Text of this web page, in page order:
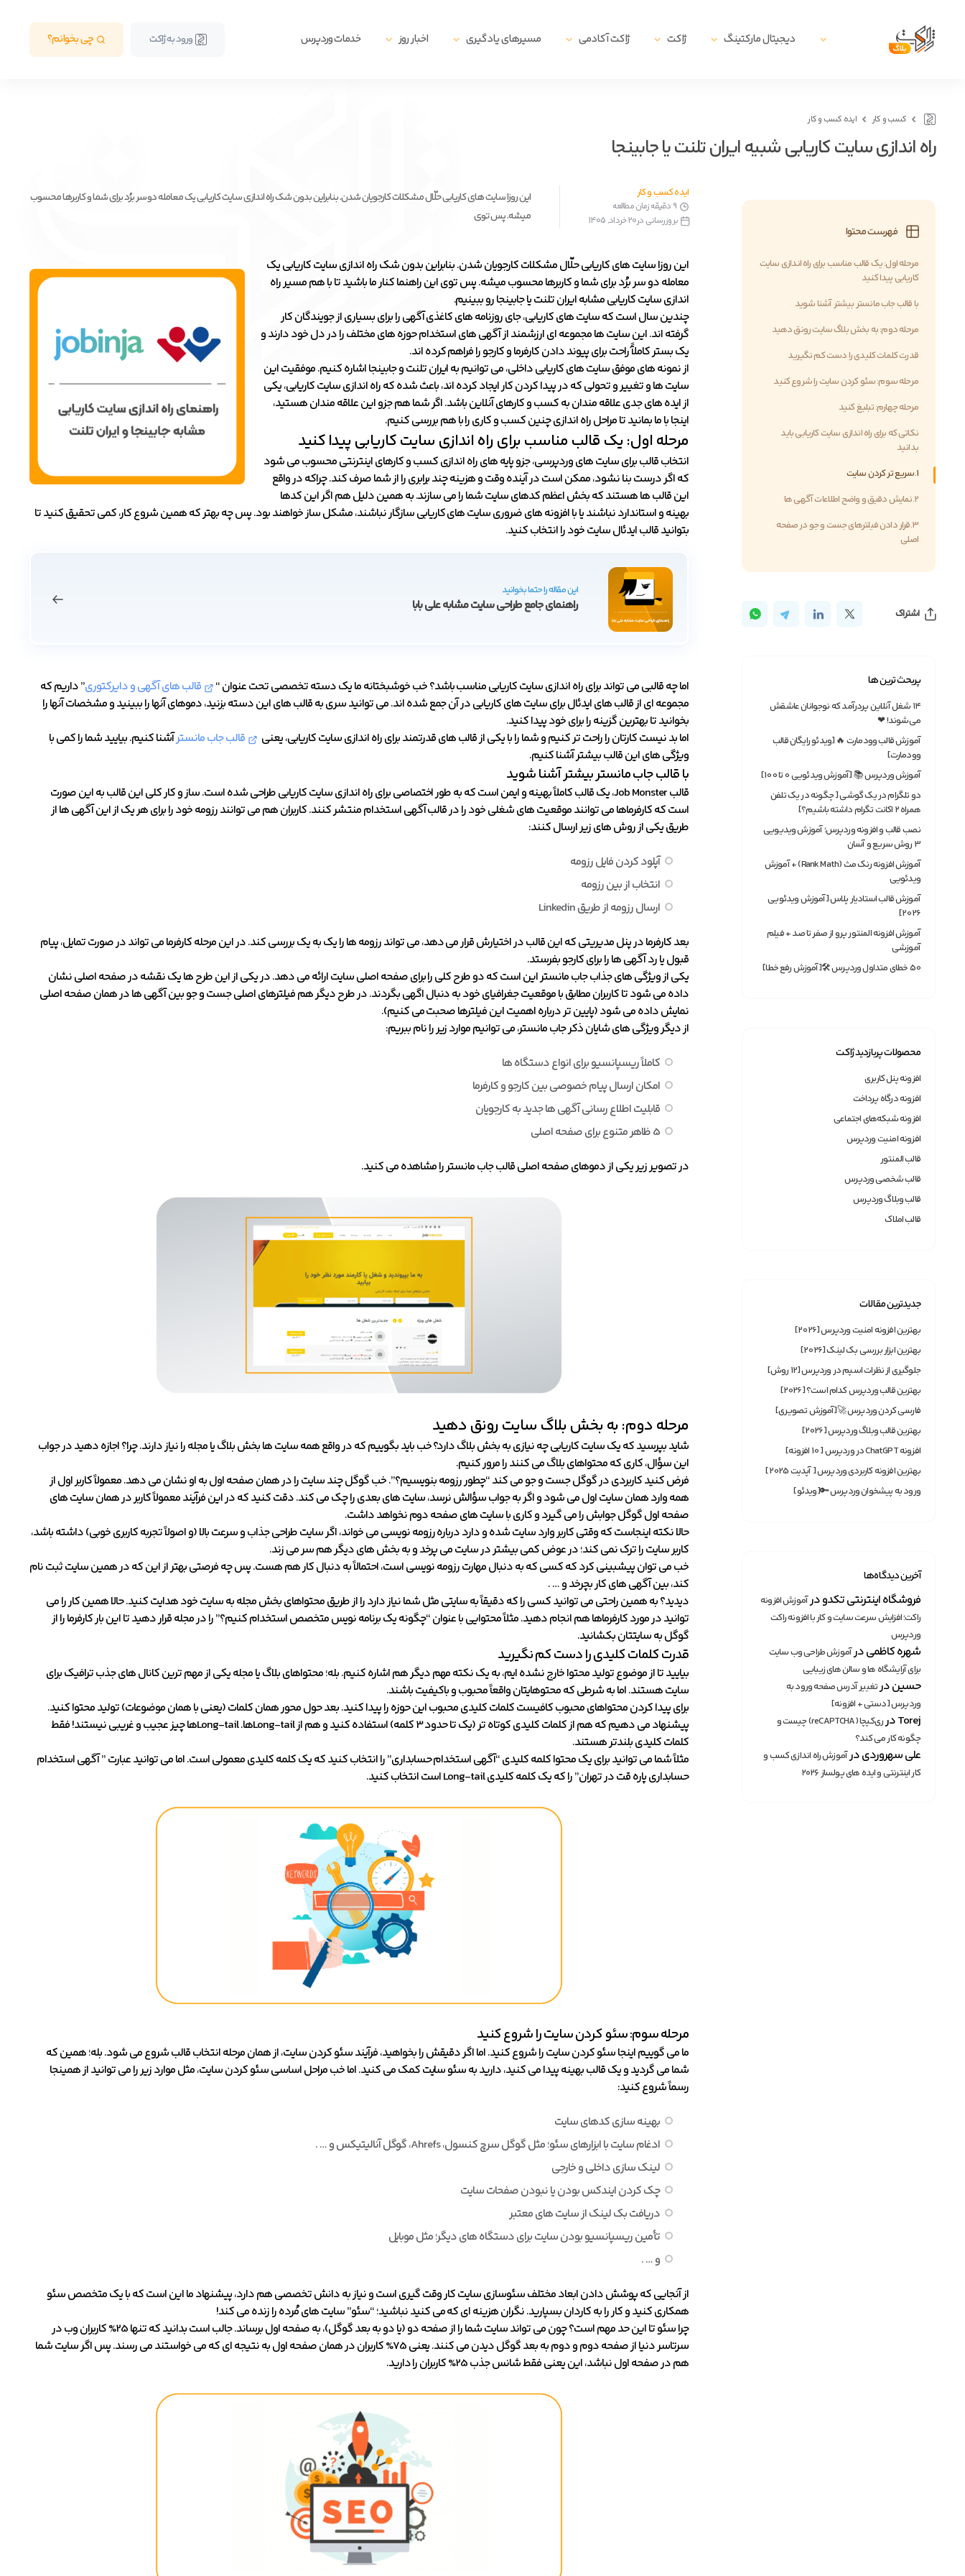
دیجیتال مارکتینگ ژاکت ژاکت آکادمی مسیرهای یادگیری اخبار روز خدمات وردپرس ورود به ژاکت چی بخوانم؟
کسب و کار ایده کسب و کار
راه اندازی سایت کاریابی شبیه ایران تلنت یا جابینجا
فهرست محتوا
مرحله اول: یک قالب مناسب برای راه اندازی سایت
کاریابی پیدا کنید
با قالب جاب مانستر بیشتر آشنا شوید
مرحله دوم: به بخش بلاگ سایت رونق دهید
قدرت کلمات کلیدی را دست کم نگیرید
مرحله سوم: سئو کردن سایت را شروع کنید
مرحله چهارم: تبلیغ کنید
نکاتی که برای راه اندازی سایت کاریابی باید
بدانید
1.سریع تر کردن سایت
2.نمایش دقیق و واضح اطلاعات آگهی ها
3.قرار دادن فیلترهای جست و جو در صفحه
اصلی
اشتراک
پربحث ترین ها
۱۴ شغل آنلاین پردرآمد که نوجوانان عاشقش
می‌شوند! ❤
آموزش قالب وودمارت 🔥 [ویدئو رایگان قالب
وودمارت]
آموزش وردپرس 📚 [آموزش ویدئویی 0 تا 100]
دو تلگرام در یک گوشی [ چگونه در یک تلفن
همراه ۲ اکانت تگرام داشته باشیم؟]
نصب قالب و افزونه وردپرس؛ آموزش ویدیویی
3 روش سریع و آسان
آموزش افزونه رنک مث (Rank Math) + آموزش
ویدئویی
آموزش قالب استادیار پلاس [آموزش ویدئویی
2026]
آموزش افزونه المنتور پرو از صفر تا صد + فیلم
آموزشی
50 خطای متداول وردپرس 🛠[آموزش رفع خطا]
محصولات پربازدید ژاکت
افزونه پنل کاربری
افزونه درگاه پرداخت
افزونه شبکه‌های اجتماعی
افزونه امنیت وردپرس
قالب المنتور
قالب شخصی وردپرس
قالب وبلاگ وردپرس
قالب املاک
جدیدترین مقالات
بهترین افزونه امنیت وردپرس [2026]
بهترین ابزار بررسی بک لینک [2026]
جلوگیری از نظرات اسپم در وردپرس [12 روش]
بهترین قالب وردپرس کدام است؟ [2026]
فارسی کردن وردپرس 🚀[آموزش تصویری]
بهترین قالب وبلاگ وردپرس [2026]
افزونه ChatGPT در وردپرس [ 10 افزونه]
بهترین افزونه‌ کاربردی وردپرس [ آپدیت 2025]
ورود به پیشخوان وردپرس 🔑[ویدئو]
آخرین دیدگاه‌ها
فروشگاه اینترنتی تکدودرآموزش افزونه
راکت؛ افزایش سرعت سایت و کار با افزونه راکت
وردپرس
شهره کاظمیدرآموزش طراحی وب سایت
برای آرایشگاه ها و سالن های زیبایی
حسیندرتغییر آدرس صفحه ورود به
وردپرس [دستی + افزونه]
Torejدر
ری‌کپچا (reCAPTCHA) چیست و
چگونه کار می کند؟
علی سهروردیدرآموزش راه اندازی کسب و
کار اینترنتی و ایده های پولساز ۲۰۲۶
ایده کسب و کار
9 دقیقه زمان مطالعه
بروزرسانی در20 خرداد, 1405
این روزا سایت های کاریابی حلّال مشکلات کارجویان شدن. بنابراین بدون شک راه اندازی سایت کاریابی یک معامله دو سر برُد برای شما و کاربرها محسوب
میشه. پس توی
این روزا سایت های کاریابی حلّال مشکلات کارجویان شدن. بنابراین بدون شک راه اندازی سایت کاریابی یک
معامله دو سر برُد برای شما و کاربرها محسوب میشه. پس توی این راهنما کنار ما باشید تا با هم مسیر راه
اندازی سایت کاریابی مشابه ایران تلنت یا جابینجا رو ببینیم.
چندین سال است که سایت های کاریابی، جای روزنامه های کاغذی آگهی را برای بسیاری از جویندگان کار
گرفته اند. این سایت ها مجموعه ای ارزشمند از آگهی های استخدام حوزه های مختلف را در دل خود دارند و
یک بستر کاملآً راحت برای پیوند دادن کارفرما و کارجو را فراهم کرده اند.
از نمونه های موفق سایت های کاریابی داخلی، می توانیم به ایران تلنت و جابینجا اشاره کنیم. موفقیت این
سایت ها و تغییر و تحولی که در پیدا کردن کار ایجاد کرده اند، باعث شده که راه اندازی سایت کاریابی، یکی
از ایده های جدی علاقه مندان به کسب و کارهای آنلاین باشد. اگر شما هم جزو این علاقه مندان هستید،
اینجا با ما بمانید تا مراحل راه اندازی چنین کسب و کاری را با هم بررسی کنیم.
مرحله اول: یک قالب مناسب برای راه اندازی سایت کاریابی پیدا کنید
انتخاب قالب برای سایت های وردپرسی، جزو پایه های راه اندازی کسب و کارهای اینترنتی محسوب می شود
که اگر درست بنا نشود، ممکن است در آینده وقت و هزینه چند برابری را از شما صرف کند. چراکه در واقع
این قالب ها هستند که بخش اعظم کدهای سایت شما را می سازند. به همین دلیل هم اگر این کدها
بهینه و استاندارد نباشند یا با افزونه های ضروری سایت های کاریابی سازگار نباشند، مشکل ساز خواهند بود. پس چه بهتر که همین شروع کار، کمی تحقیق کنید تا
بتوانید قالب ایدئال سایت خود را انتخاب کنید.
این مقاله را حتما بخوانید
راهنمای جامع طراحی سایت مشابه علی بابا
اما چه قالبی می تواند برای راه اندازی سایت کاریابی مناسب باشد؟ خب خوشبختانه ما یک دسته تخصصی تحت عنوان “ قالب های آگهی و دایرکتوری” داریم که
مجموعه ای از قالب های ایدئال برای سایت های کاریابی در آن جمع شده اند. می توانید سری به قالب های این دسته بزنید، دموهای آنها را ببینید و مشخصات آنها را
بخوانید تا بهترین گزینه را برای خود پیدا کنید.
اما بد نیست کارتان را راحت تر کنیم و شما را با یکی از قالب های قدرتمند برای راه اندازی سایت کاریابی، یعنی
قالب جاب مانسترآشنا کنیم. بیایید شما را کمی با
ویژگی های این قالب بیشتر آشنا کنیم.
با قالب جاب مانستر بیشتر آشنا شوید
قالب Job Monster، یک قالب کاملاً بهینه و ایمن است که به طور اختصاصی برای راه اندازی سایت کاریابی طراحی شده است. ساز و کار کلی این قالب به این صورت
است که کارفرماها می توانند موقعیت های شغلی خود را در قالب آگهی استخدام منتشر کنند. کاربران هم می توانند رزومه خود را برای هر یک از این آگهی ها از
طریق یکی از روش های زیر ارسال کنند:
آپلود کردن فایل رزومه
انتخاب از بین رزومه
ارسال رزومه از طریق Linkedin
بعد کارفرما در پنل مدیریتی که این قالب در اختیارش قرار می دهد، می تواند رزومه ها را یک به یک بررسی کند. در این مرحله کارفرما می تواند در صورت تمایل، پیام
قبول یا رد آگهی ها را برای کارجو بفرستد.
یکی از ویژگی های جذاب جاب مانستر این است که دو طرح کلی را برای صفحه اصلی سایت ارائه می دهد. در یکی از این طرح ها یک نقشه در صفحه اصلی نشان
داده می شود تا کاربران مطابق با موقعیت جغرافیای خود به دنبال اگهی بگردند. در طرح دیگر هم فیلترهای اصلی جست و جو بین آگهی ها در همان صفحه اصلی
نمایش داده می شود (پایین تر درباره اهمیت این فیلترها صحبت می کنیم).
از دیگر ویژگی های شایان ذکر جاب مانستر، می توانیم موارد زیر را نام ببریم:
کاملاً ریسپانسیو برای انواع دستگاه ها
امکان ارسال پیام خصوصی بین کارجو و کارفرما
قابلیت اطلاع رسانی آگهی ها جدید به کارجویان
5 ظاهر متنوع برای صفحه اصلی
در تصویر زیر یکی از دموهای صفحه اصلی قالب جاب مانستر را مشاهده می‌ کنید.
مرحله دوم: به بخش بلاگ سایت رونق دهید
شاید بپرسید که یک سایت کاریابی چه نیازی به بخش بلاگ دارد؟ خب باید بگوییم که در واقع همه سایت ها بخش بلاگ یا مجله را نیاز دارند. چرا؟ اجازه دهید در جواب
این سؤال، کاری که محتواهای بلاگ می کنند را مرور کنیم.
فرض کنید کاربردی در گوگل جست و جو می کند “چطور رزومه بنویسیم؟”. خب گوگل چند سایت را در همان صفحه اول به او نشان می دهد. معمولاً کاربر اول از
همه وارد همان سایت اول می شود و اگر به جواب سؤالش نرسد، سایت های بعدی را چک می کند. دقت کنید که در این فرآیند معمولاً کاربر در همان سایت های
صفحه اول گوگل جوابش را می گیرد و کاری با سایت های صفحه دوم نخواهد داشت.
حالا نکته اینجاست که وقتی کاربر وارد سایت شده و دارد درباره رزومه نویسی می خواند، اگر سایت طراحی جذاب و سرعت بالا (و اصولاً تجربه کاربری خوبی) داشته باشد،
کاربر سایت را ترک نمی کند؛ در عوض کمی بیشتر در سایت می پرخد و به بخش های دیگر هم سر می زند.
خب می توان پیشبینی کرد که کسی که به دنبال مهارت رزومه نویسی است، احتمالاً به دنبال کار هم هست. پس چه فرصتی بهتر از این که در همین سایت ثبت نام
کند، بین آگهی های کار بچرخد و … .
دیدید؟ به همین راحتی می توانید کسی را که دقیقاً به سایتی مثل شما نیاز دارد را از طریق محتواهای بخش مجله به سایت خود هدایت کنید. حالا همین کار را می
توانید در مورد کارفرماها هم انجام دهید. مثلاً محتوایی با عنوان “چگونه یک برنامه نویس متخصص استخدام کنیم؟” را در مجله قرار دهید تا این بار کارفرما را از
گوگل به سایتتان بکشانید.
قدرت کلمات کلیدی را دست کم نگیرید
بیایید تا از موضوع تولید محتوا خارج نشده ایم، به یک نکته مهم دیگر هم اشاره کنیم. بله؛ محتواهای بلاگ یا مجله یکی از مهم ترین کانال های جذب ترافیک برای
سایت هستند. اما به شرطی که محتوهایتان واقعاً محبوب و باکیفیت باشند.
برای پیدا کردن محتواهای محبوب کافیست کلمات کلیدی محبوب این حوزه را پیدا کنید. بعد حول محور همان کلمات (یعنی با همان موضوعات) تولید محتوا کنید.
پیشنهاد می دهیم که هم از کلمات کلیدی کوتاه تر (یک تا حدود 3 کلمه) استفاده کنید و هم از Long-tailها. Long-tailها چیز عجیب و غریبی نیستند! فقط
کلمات کلیدی بلندتر هستند.
مثلاً شما می توانید برای یک محتوا کلمه کلیدی “آگهی استخدام حسابداری” را انتخاب کنید که یک کلمه کلیدی معمولی است. اما می توانید عبارت ” آگهی استخدام
حسابداری پاره قت در تهران” را که یک کلمه کلیدی Long-tail است انتخاب کنید.
مرحله سوم: سئو کردن سایت را شروع کنید
ما می گوییم اینجا سئو کردن سایت را شروع کنید. اما اگر دقیقش را بخواهید، فرآیند سئو کردن سایت، از همان مرحله انتخاب قالب شروع می شود. بله؛ همین که
شما می گردید و یک قالب بهینه پیدا می کنید، دارید به سئو سایت کمک می کنید. اما خب مراحل اساسی سئو کردن سایت، مثل موارد زیر را می توانید از همینجا
رسماً شروع کنید:
بهینه سازی کدهای سایت
ادغام سایت با ابزارهای سئو؛ مثل گوگل سرچ کنسول، Ahrefs، گوگل آنالیتیکس و … .
لینک سازی داخلی و خارجی
چک کردن ایندکس بودن یا نبودن صفحات سایت
دریافت بک لینک از سایت های معتبر
تأمین ریسپانسیو بودن سایت برای دستگاه های دیگر؛ مثل موبایل
و … .
از آنجایی که پوشش دادن ابعاد مختلف سئوسازی سایت کار وقت گیری است و نیاز به دانش تخصصی هم دارد، پیشنهاد ما این است که با یک متخصص سئو
همکاری کنید و کار را به کاردان بسپارید. نگران هزینه ای که می کنید نباشید؛ “سئو” سایت های مُرده را زنده می کند!
چرا سئو تا این حد مهم است؟ چون می تواند سایت شما را از صفحه دو (یا دو به بعد گوگل)، به صفحه اول برساند. جالب است بدانید که تنها 25% کاربران وب در
سرتاسر دنیا از صفحه دوم و دوم به بعد گوگل دیدن می کنند. یعنی 75% کاربران در همان صفحه اول به نتیجه ای که می خواستند می رسند. پس اگر سایت شما
هم در صفحه اول نباشد، این یعنی فقط شانس جذب 25% کاربران را دارید.